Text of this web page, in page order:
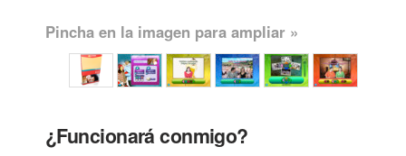
Pincha en la imagen para ampliar »
¿Funcionará conmigo?